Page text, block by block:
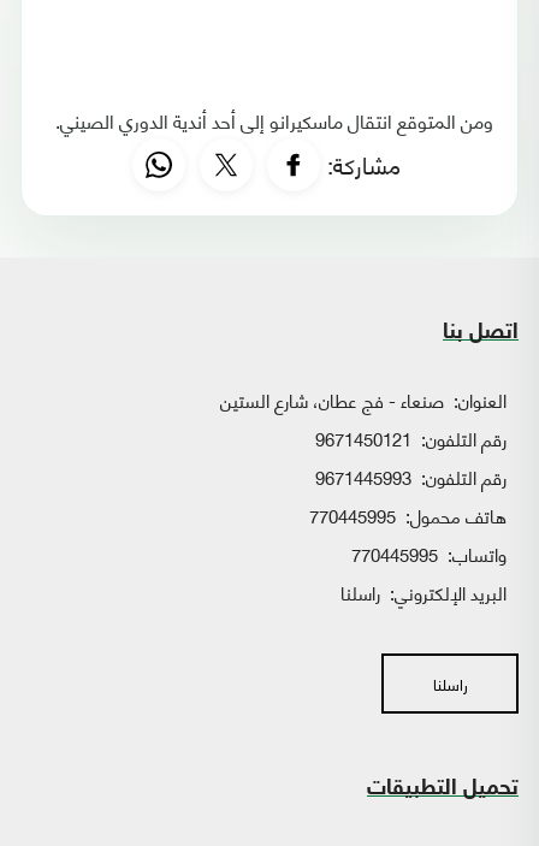
ومن المتوقع انتقال ماسكيرانو إلى أحد أندية الدوري الصيني.
مشاركة:
اتصل بنا
العنوان: صنعاء - فج عطان، شارع الستين
رقم التلفون: 9671450121
رقم التلفون: 9671445993
هاتف محمول: 770445995
واتساب:
البريد الإلكتروني: راسلنا
راسلنا
تحميل التطبيقات